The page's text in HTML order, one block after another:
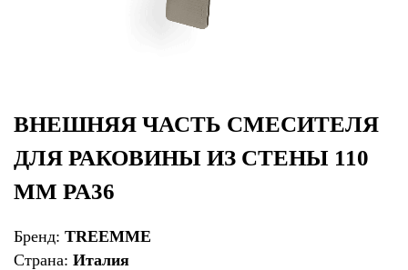
ВНЕШНЯЯ ЧАСТЬ СМЕСИТЕЛЯ
ДЛЯ РАКОВИНЫ ИЗ СТЕНЫ 110
ММ PA36
Бренд: TREEMME
Страна: Италия